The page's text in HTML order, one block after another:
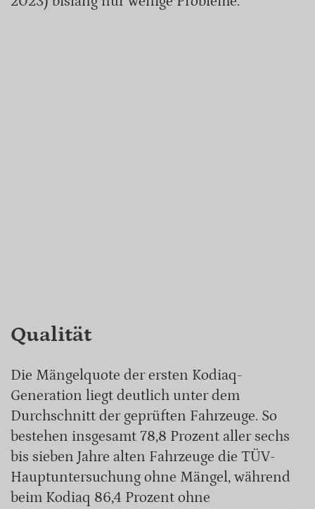
Qualität
Die Mängelquote der ersten Kodiaq-
Generation liegt deutlich unter dem
Durchschnitt der geprüften Fahrzeuge. So
bestehen insgesamt 78,8 Prozent aller sechs
bis sieben Jahre alten Fahrzeuge die TÜV-
Hauptuntersuchung ohne Mängel, während
beim Kodiaq 86,4 Prozent ohne